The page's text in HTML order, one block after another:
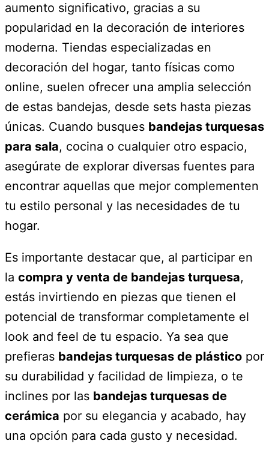
aumento significativo, gracias a su
popularidad en la decoración de interiores
moderna. Tiendas especializadas en
decoración del hogar, tanto físicas como
online, suelen ofrecer una amplia selección
de estas bandejas, desde sets hasta piezas
únicas. Cuando busques bandejas turquesas
para sala, cocina o cualquier otro espacio,
asegúrate de explorar diversas fuentes para
encontrar aquellas que mejor complementen
tu estilo personal y las necesidades de tu
hogar.
Es importante destacar que, al participar en
la compra y venta de bandejas turquesa,
estás invirtiendo en piezas que tienen el
potencial de transformar completamente el
look and feel de tu espacio. Ya sea que
prefieras bandejas turquesas de plástico por
su durabilidad y facilidad de limpieza, o te
inclines por las bandejas turquesas de
cerámica por su elegancia y acabado, hay
una opción para cada gusto y necesidad.